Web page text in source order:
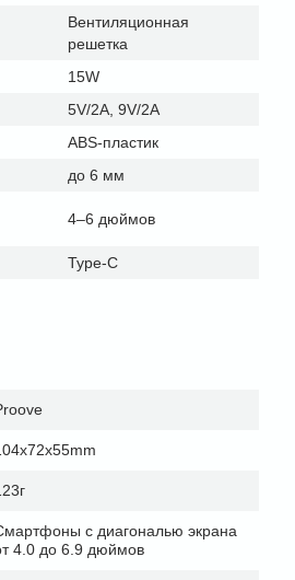
Вентиляционная
решетка
15W
5V/2A, 9V/2A
ABS-пластик
до 6 мм
4–6 дюймов
Type-C
с диагональю экрана
4.0 до 6.9 дюймов